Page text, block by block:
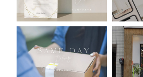
浮くバルーンオーダーメイド - coming
卓上バルーンオーダーメイド
ムーンリットバルーンについて
その他オーダーメイド